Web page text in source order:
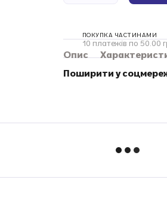
ПОКУПКА ЧАСТИНАМИ
10 платежів по 50.00
Опис
Поширити у